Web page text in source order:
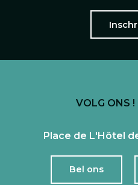
VOLG ONS !
Place de L'Hôtel
Bel ons